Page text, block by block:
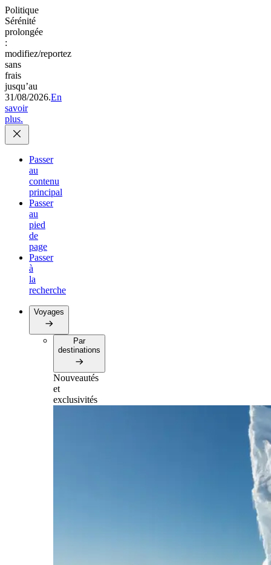
Politique
Sérénité
prolongée
:
modifiez/reportez
sans
frais
jusqu’au
31/08/2026.En
savoir
plus.
Passer
au
contenu
principal
Passer
au
pied
de
page
Passer
à
la
recherche
Voyages
Par
destinations
Nouveautés
et
exclusivités